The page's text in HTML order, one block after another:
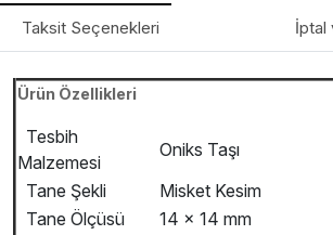
Taksit Seçenekleri
Ürün Özellikleri
Tesbih
Malzemesi
Oniks Taşı
Tane Şekli
Misket Kesim
Tane Ölçüsü
14 x 14 mm